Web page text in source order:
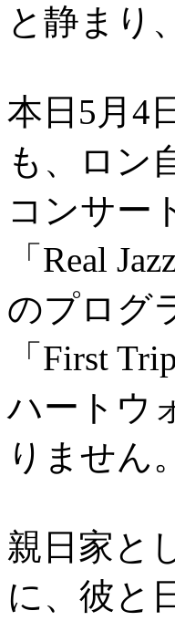
と静まり
本日5月4
も、ロン
コンサー
「Real
のプログ
「First
ハートウ
りません。
親日家と
に、彼と